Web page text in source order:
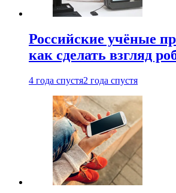
Российские учёные
как сделать взгляд
4 года спустя2 года спустя